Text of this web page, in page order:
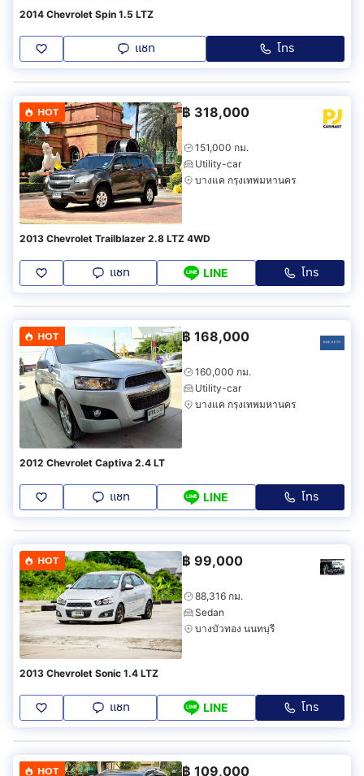
2014 Chevrolet Spin 1.5 LTZ
แชท โทร
HOT ฿ 318,000
151,000 กม.
Utility-car
บางแค กรุงเทพมหานคร
2013 Chevrolet Trailblazer 2.8 LTZ 4WD
แชท LINE โทร
HOT ฿ 168,000
160,000 กม.
Utility-car
บางแค กรุงเทพมหานคร
2012 Chevrolet Captiva 2.4 LT
แชท LINE โทร
HOT ฿ 99,000
88,316 กม.
Sedan
บางบัวทอง นนทบุรี
2013 Chevrolet Sonic 1.4 LTZ
แชท LINE โทร
HOT ฿ 109,000